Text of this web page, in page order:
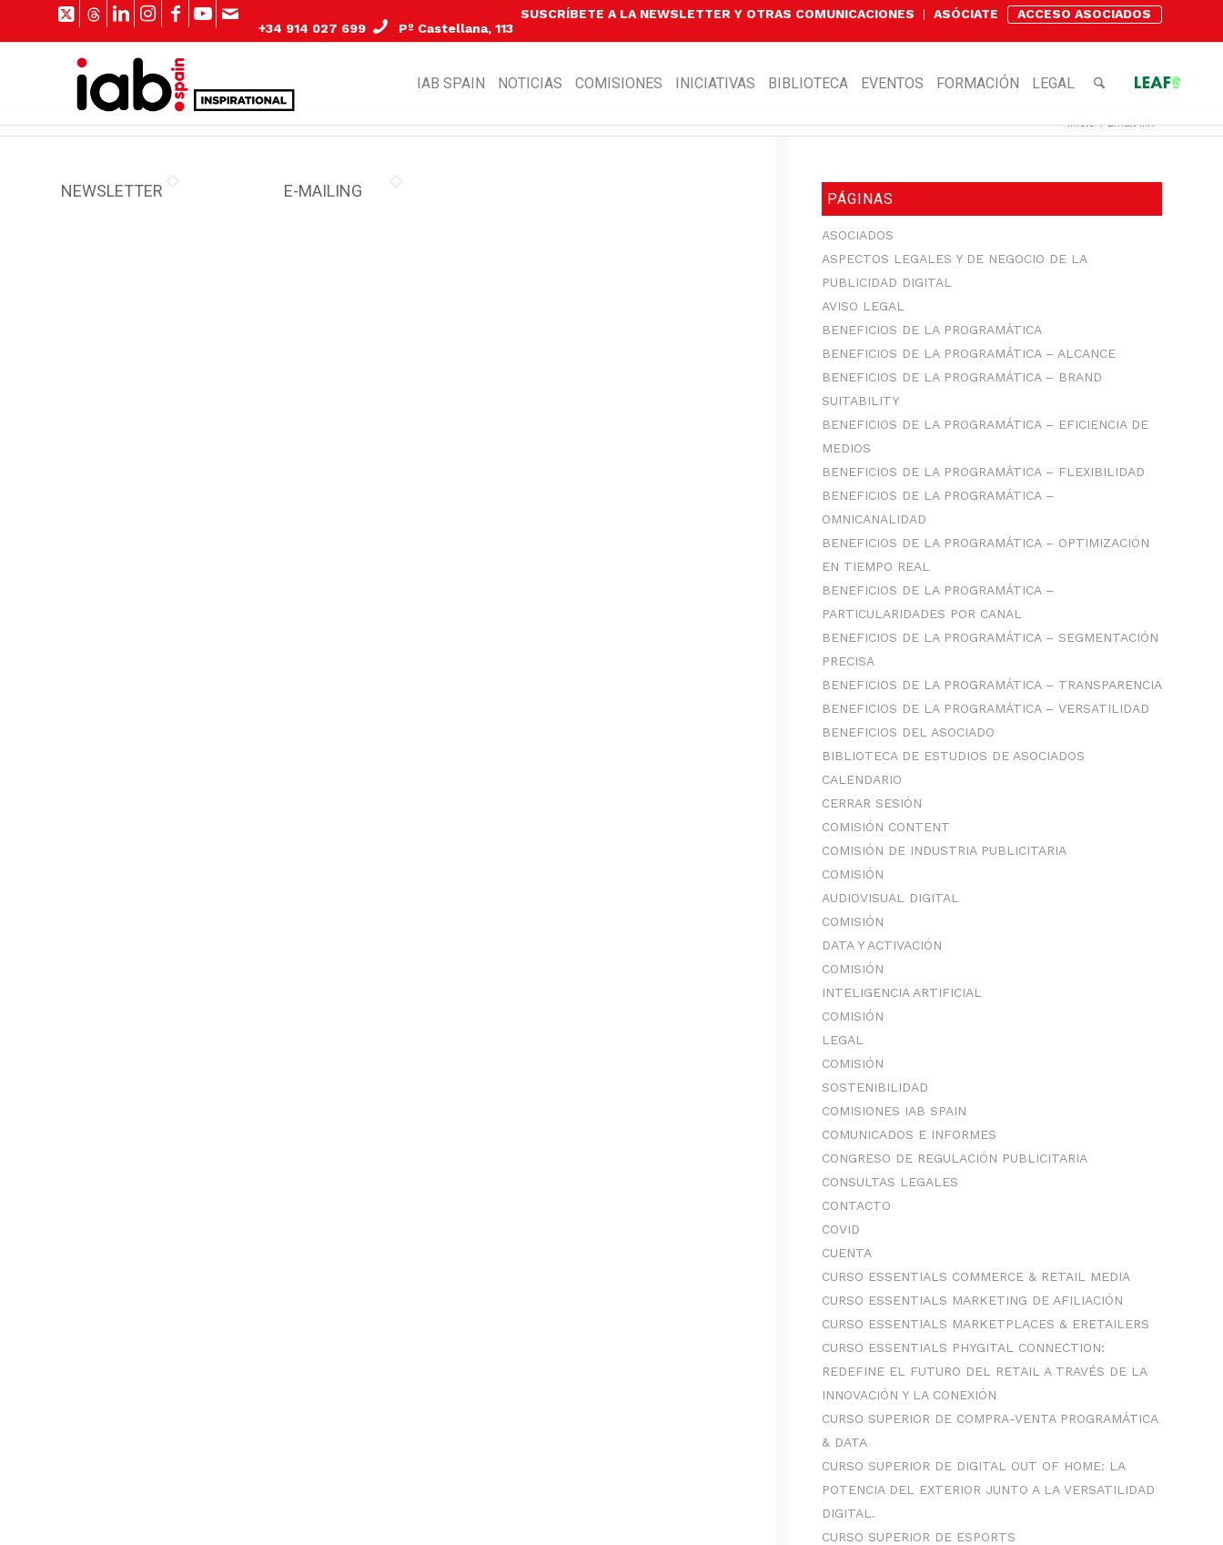
SUSCRÍBETE A LA NEWSLETTER Y OTRAS COMUNICACIONES ASÓCIATE
ACCESO ASOCIADOS
+34 914 027 699
Pº Castellana, 113
IAB SPAIN NOTICIAS COMISIONES INICIATIVAS BIBLIOTECA EVENTOS FORMACIÓN LEGAL
Inicio / Email MK
NEWSLETTER E-MAILING PÁGINAS
ASOCIADOS
ASPECTOS LEGALES Y DE NEGOCIO DE LA
PUBLICIDAD DIGITAL
AVISO LEGAL
BENEFICIOS DE LA PROGRAMÁTICA
BENEFICIOS DE LA PROGRAMÁTICA – ALCANCE
BENEFICIOS DE LA PROGRAMÁTICA – BRAND
SUITABILITY
BENEFICIOS DE LA PROGRAMÁTICA – EFICIENCIA DE
MEDIOS
BENEFICIOS DE LA PROGRAMÁTICA – FLEXIBILIDAD
BENEFICIOS DE LA PROGRAMÁTICA –
OMNICANALIDAD
BENEFICIOS DE LA PROGRAMÁTICA – OPTIMIZACIÓN
EN TIEMPO REAL
BENEFICIOS DE LA PROGRAMÁTICA –
PARTICULARIDADES POR CANAL
BENEFICIOS DE LA PROGRAMÁTICA – SEGMENTACIÓN
PRECISA
BENEFICIOS DE LA PROGRAMÁTICA – TRANSPARENCIA
BENEFICIOS DE LA PROGRAMÁTICA – VERSATILIDAD
BENEFICIOS DEL ASOCIADO
BIBLIOTECA DE ESTUDIOS DE ASOCIADOS
CALENDARIO
CERRAR SESIÓN
COMISIÓN CONTENT
COMISIÓN DE INDUSTRIA PUBLICITARIA
COMISIÓN
AUDIOVISUAL DIGITAL
COMISIÓN
DATA Y ACTIVACIÓN
COMISIÓN
INTELIGENCIA ARTIFICIAL
COMISIÓN
LEGAL
COMISIÓN
SOSTENIBILIDAD
COMISIONES IAB SPAIN
COMUNICADOS E INFORMES
CONGRESO DE REGULACIÓN PUBLICITARIA
CONSULTAS LEGALES
CONTACTO
COVID
CUENTA
CURSO ESSENTIALS COMMERCE & RETAIL MEDIA
CURSO ESSENTIALS MARKETING DE AFILIACIÓN
CURSO ESSENTIALS MARKETPLACES & ERETAILERS
CURSO ESSENTIALS PHYGITAL CONNECTION:
REDEFINE EL FUTURO DEL RETAIL A TRAVÉS DE LA
INNOVACIÓN Y LA CONEXIÓN
CURSO SUPERIOR DE COMPRA-VENTA PROGRAMÁTICA
& DATA
CURSO SUPERIOR DE DIGITAL OUT OF HOME: LA
POTENCIA DEL EXTERIOR JUNTO A LA VERSATILIDAD
DIGITAL.
CURSO SUPERIOR DE ESPORTS